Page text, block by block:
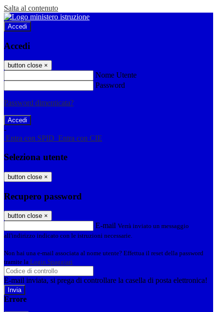
Salta al contenuto
Accedi
Accedi
button close ×
Nome Utente
Password
Password dimenticata?
-
Entra con SPID Entra con CIE
Seleziona utente
button close ×
Recupero password
button close ×
E-mail Verrà inviato un messaggio
all'indirizzo indicato con le istruzioni necessarie.
Non hai una e-mail associata al nome utente? Effettua il reset della password
tramite la Login Spaggiari
E-mail inviata, si prega di controllare la casella di posta elettronica!
Errore